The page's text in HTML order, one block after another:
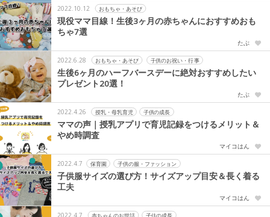
2022.10.12 おもちゃ・あそび
現役ママ目線！生後3ヶ月の赤ちゃんにおすすめおも
ちゃ7選
たぶ
2022.6.28 おもちゃ・あそび 子供のお祝い・行事
生後6ヶ月のハーフバースデーに絶対おすすめしたい
プレゼント20選！
たぶ
2022.4.26 授乳・母乳育児 子供の成長
ママの声｜授乳アプリで育児記録をつけるメリット＆
やめ時調査
マイコはん
2022.4.7 保育園 子供の服・ファッション
子供服サイズの選び方！サイズアップ目安＆長く着る
工夫
マイコはん
赤ちゃんのお世話 子供の成長